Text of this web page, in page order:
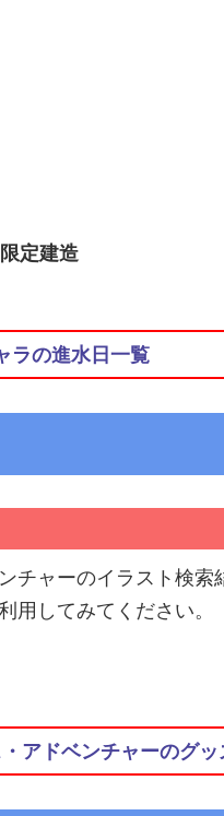
定建造
ラの進水日一覧
チャーのイラスト検
用してみてください。
アドベンチャーのグッ